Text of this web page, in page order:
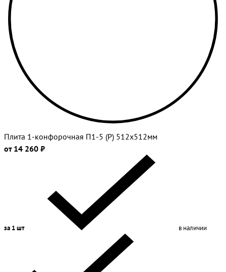
Плита 1-конфорочная П1-5 (Р) 512х512мм
от 14 260 ₽
за 1 шт в наличии